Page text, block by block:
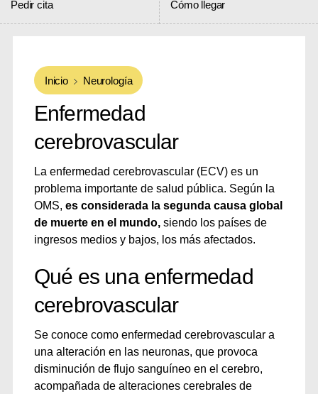
Pedir cita Cómo llegar
Inicio Neurología
Enfermedad
cerebrovascular
La enfermedad cerebrovascular (ECV) es un
problema importante de salud pública. Según la
OMS, es considerada la segunda causa global
de muerte en el mundo,siendo los países de
ingresos medios y bajos, los más afectados.
Qué es una enfermedad
cerebrovascular
Se conoce como enfermedad cerebrovascular a
una alteración en las neuronas, que provoca
disminución de flujo sanguíneo en el cerebro,
acompañada de alteraciones cerebrales de